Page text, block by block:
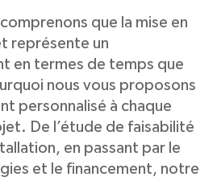
que la mise en
représente un
en termes de temps que
nous vous proposons
personnalisé à chaque
De l’étude de faisabilité
en passant par le
et le financement, notre